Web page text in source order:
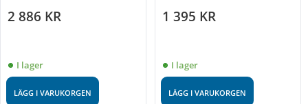
2 886 KR
I lager
LÄGG I VARUKORGEN
1 395 KR
I lager
LÄGG I VARUKORGEN